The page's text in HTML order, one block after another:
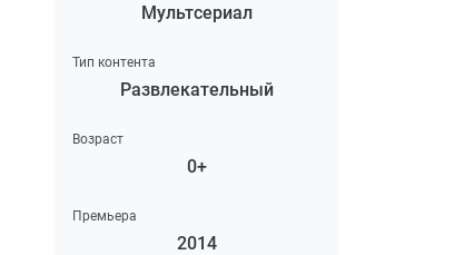
Мультсериал
Тип контента
Развлекательный
Возраст
0+
Премьера
2014